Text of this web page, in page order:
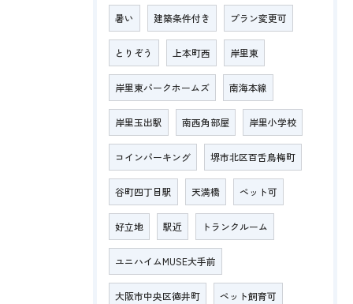
暑い 建築条件付き プラン変更可
とりぞう 上本町西 岸里東
岸里東パークホームズ 南海本線
岸里玉出駅 南西角部屋 岸里小学校
コインパーキング 堺市北区百舌鳥梅町
谷町四丁目駅 天満橋 ペット可
好立地 駅近 トランクルーム
ユニハイムMUSE大手前
大阪市中央区徳井町 ペット飼育可